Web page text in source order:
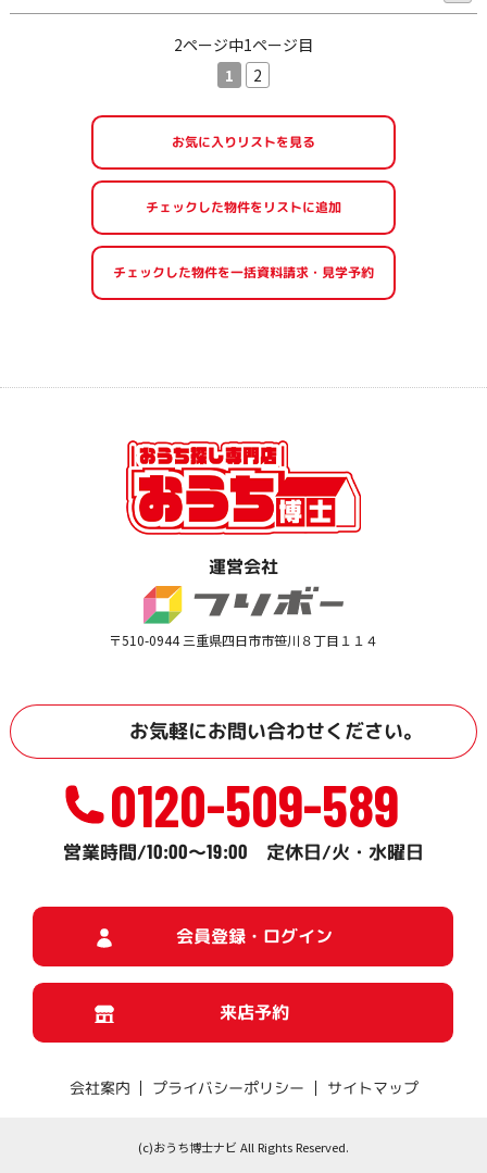
2ページ中1ページ目
1
2
お気に入りリストを見る
運営会社
〒510-0944 三重県四日市市笹川８丁目１１４
お気軽にお問い合わせください。
0120-509-589
営業時間/10:00～19:00 定休日/火・水曜日
会員登録・ログイン
来店予約
会社案内 プライバシーポリシー サイトマップ
(c)おうち博士ナビ All Rights Reserved.